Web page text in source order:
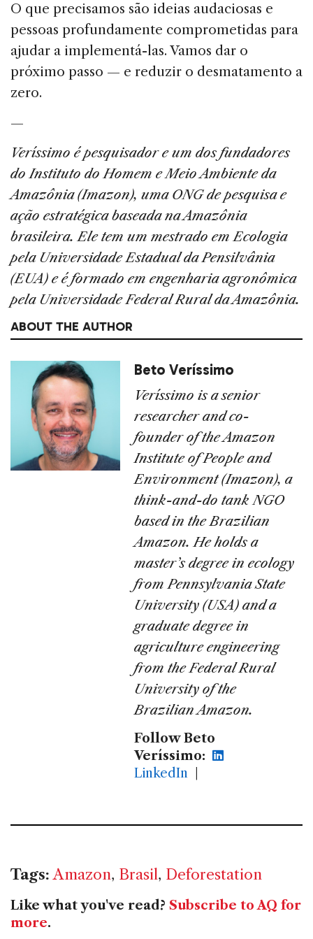
O que precisamos são ideias audaciosas e
pessoas profundamente comprometidas para
ajudar a implementá-las. Vamos dar o
próximo passo — e reduzir o desmatamento a
zero.
—
Veríssimo é pesquisador e um dos fundadores
do Instituto do Homem e Meio Ambiente da
Amazônia (Imazon), uma ONG de pesquisa e
ação estratégica baseada na Amazônia
brasileira. Ele tem um mestrado em Ecologia
pela Universidade Estadual da Pensilvânia
(EUA) e é formado em engenharia agronômica
pela Universidade Federal Rural da Amazônia.
ABOUT THE AUTHOR
Beto Veríssimo
Veríssimo is a senior
researcher and co-
founder of the Amazon
Institute of People and
Environment (Imazon), a
think-and-do tank NGO
based in the Brazilian
Amazon. He holds a
master’s degree in ecology
from Pennsylvania State
University (USA) and a
graduate degree in
agriculture engineering
from the Federal Rural
University of the
Brazilian Amazon.
Follow Beto
Veríssimo:
LinkedIn
Tags: Amazon, Brasil, Deforestation
Like what you've read? Subscribe to AQ for
more.